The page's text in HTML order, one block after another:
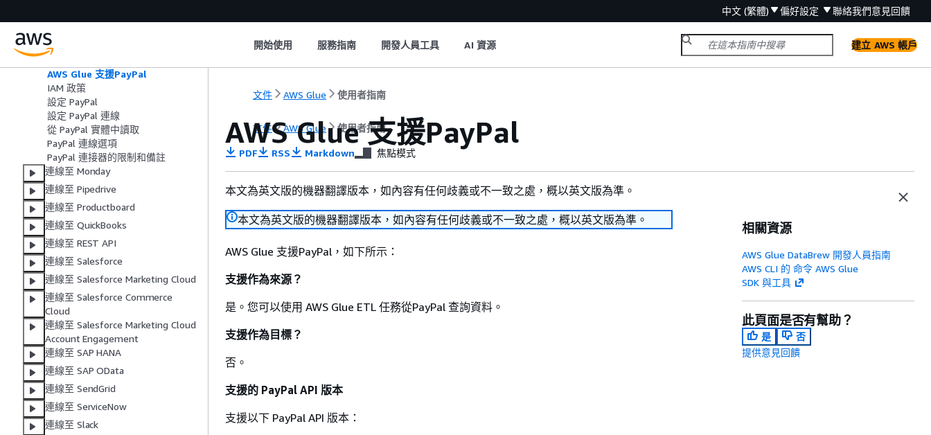
中文 (繁體) 偏好設定 聯絡我們意見回饋
開始使用 服務指南 開發人員工具 AI 資源 建立 AWS 帳戶
連線至 OpenSearch Service
連線至 Okta
連線至 PayPal
AWS Glue 支援PayPal
IAM 政策
設定 PayPal
設定 PayPal 連線
從 PayPal 實體中讀取
PayPal 連線選項
PayPal 連接器的限制和備註
連線至 Monday
連線至 Pipedrive
連線至 Productboard
連線至 QuickBooks
連線至 REST API
連線至 Salesforce
連線至 Salesforce Marketing Cloud
連線至 Salesforce Commerce
Cloud
連線至 Salesforce Marketing Cloud
Account Engagement
連線至 SAP HANA
連線至 SAP OData
連線至 SendGrid
連線至 ServiceNow
連線至 Slack
文件 AWS Glue 使用者指南
文件 AWS Glue 使用者指南
AWS Glue 支援PayPal
PDF RSS Markdown 焦點模式
本文為英文版的機器翻譯版本，如內容有任何歧義或不一致之處，概以英文版為準。
本文為英文版的機器翻譯版本，如內容有任何歧義或不一致之處，概以英文版為準。
AWS Glue 支援PayPal，如下所示：
支援作為來源？
是。您可以使用 AWS Glue ETL 任務從PayPal 查詢資料。
支援作為目標？
否。
支援的 PayPal API 版本
支援以下 PayPal API 版本：
相關資源
AWS Glue DataBrew 開發人員指南
AWS CLI 的 命令 AWS Glue
SDK 與工具
此頁面是否有幫助？
是
否
提供意見回饋